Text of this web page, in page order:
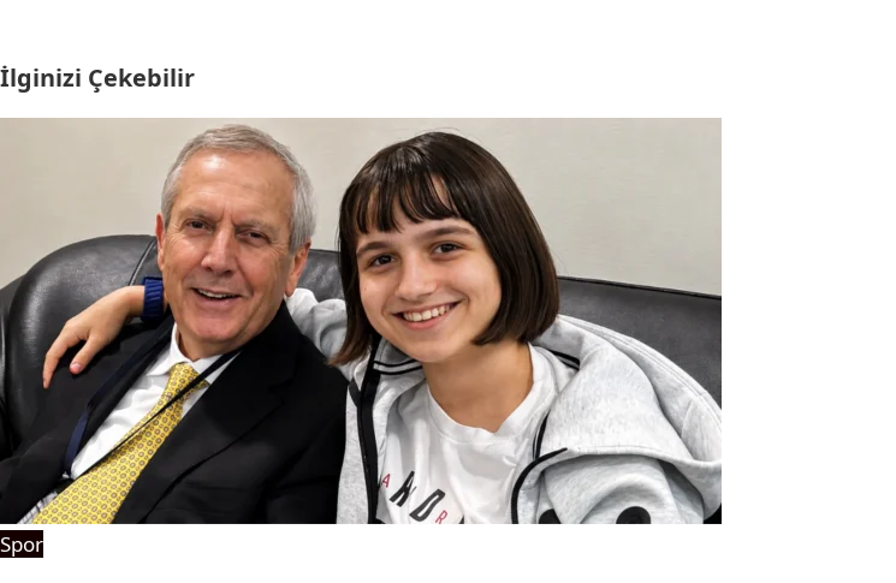
İlginizi Çekebilir
Spor